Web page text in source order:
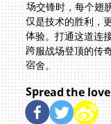
宿舍。
Spread the love